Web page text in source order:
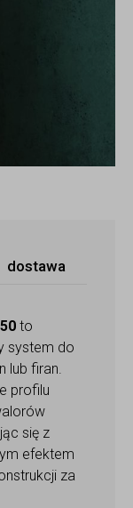
dostawa
to
system do
lub firan.
profilu
się z
efektem
za